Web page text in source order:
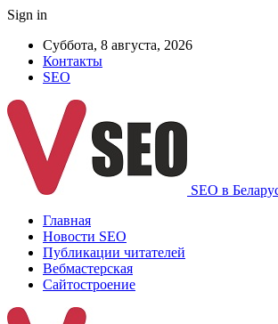
Sign in
Суббота, 8 августа, 2026
Контакты
SEO
SEO в
Главная
Новости SEO
Публикации читателей
Вебмастерская
Сайтостроение